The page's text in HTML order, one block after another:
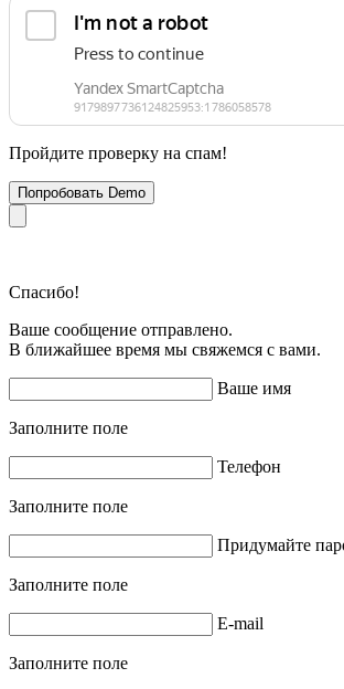
Пройдите проверку на спам!
Попробовать Demo
Спасибо!
Ваше сообщение отправлено.
В ближайшее время мы свяжемся с вами.
Ваше имя
Заполните поле
Телефон
Заполните поле
Придумайте
Заполните поле
E-mail
Заполните поле